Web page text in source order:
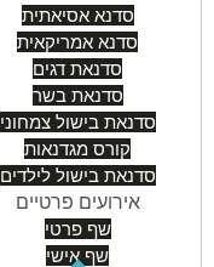
סדנא אסיאתית
סדנא אמריקאית
סדנאת דגים
סדנאת בשר
סדנאת בישול צמחוני
קורס מגדנאות
סדנאת בישול לילדים
אירועים פרטיים
שף פרטי
שף אישי